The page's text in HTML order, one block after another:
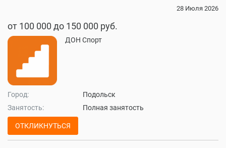
28 Июля 2026
от 100 000 до 150 000 руб.
ДОН Спорт
Город:
Подольск
Занятость:
Полная занятость
ОТКЛИКНУТЬСЯ